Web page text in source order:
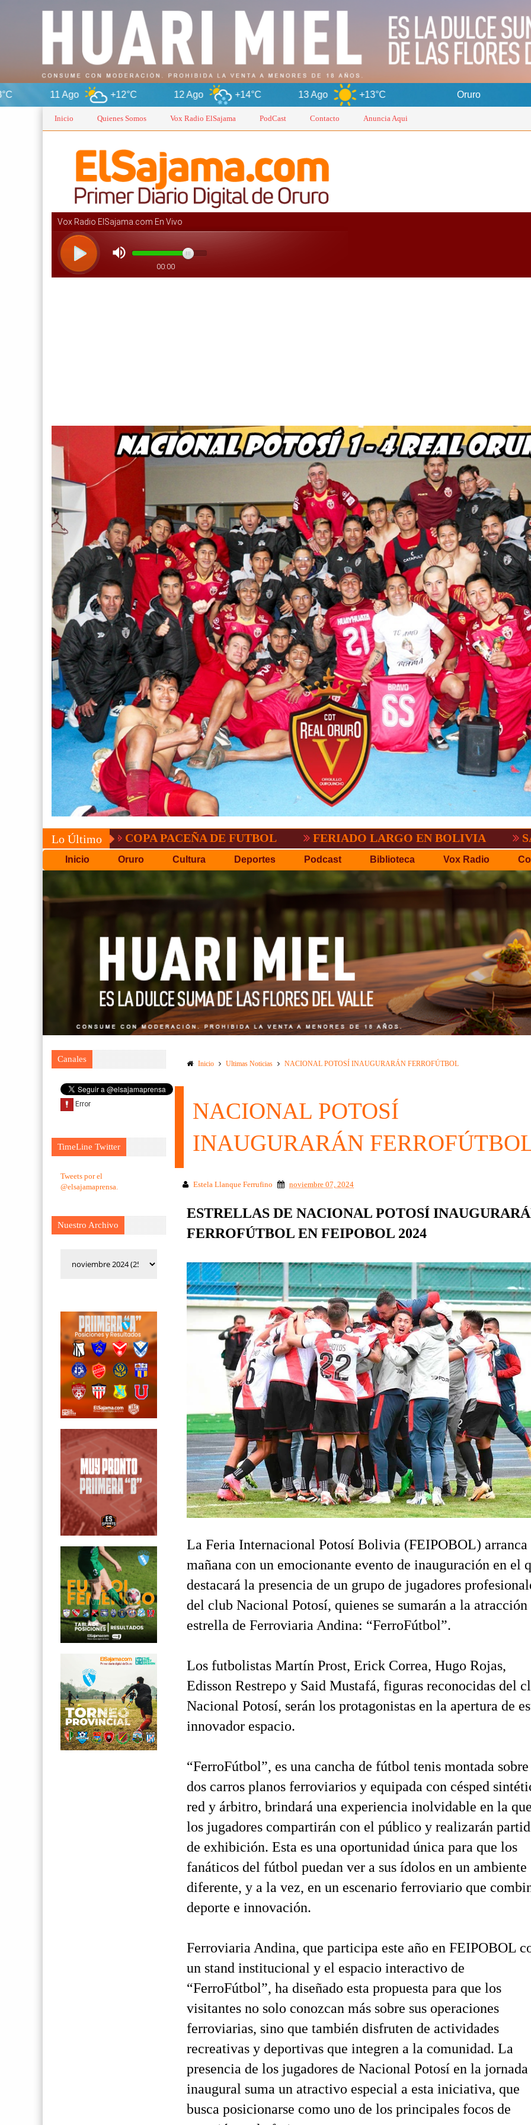
+12°C 12 Ago +14°C 13 Ago +13°C
Inicio Quienes Somos Vox Radio ElSajama PodCast Contacto Anuncia Aqui
Lo Último
COPA PACEÑA DE FUTBOL FERIADO LARGO EN BOLIVIA
Inicio Oruro Cultura Deportes Podcast Biblioteca Vox Radio
Canales
TimeLine Twitter
Tweets por el
@elsajamaprensa.
Nuestro Archivo
Inicio Ultimas Noticias NACIONAL POTOSÍ INAUGURARÁN FERROFÚTBOL
NACIONAL POTOSÍ
INAUGURARÁN
Estela Llanque Ferrufino noviembre 07, 2024
ESTRELLAS DE NACIONAL POTOSÍ
FERROFÚTBOL EN FEIPOBOL 2024
La Feria Internacional Potosí Bolivia (FEIPOBOL) arranca
mañana con un emocionante evento de inauguración en el
destacará la presencia de un grupo de jugadores
del club Nacional Potosí, quienes se sumarán a la atracción
estrella de Ferroviaria Andina: “FerroFútbol”.
Los futbolistas Martín Prost, Erick Correa, Hugo Rojas,
Edisson Restrepo y Said Mustafá, figuras reconocidas del
Nacional Potosí, serán los protagonistas en la apertura de
innovador espacio.
“FerroFútbol”, es una cancha de fútbol tenis montada sobre
dos carros planos ferroviarios y equipada con césped
red y árbitro, brindará una experiencia inolvidable en la
los jugadores compartirán con el público y realizarán
de exhibición. Esta es una oportunidad única para que los
fanáticos del fútbol puedan ver a sus ídolos en un ambiente
diferente, y a la vez, en un escenario ferroviario que
deporte e innovación.
Ferroviaria Andina, que participa este año en FEIPOBOL
un stand institucional y el espacio interactivo de
“FerroFútbol”, ha diseñado esta propuesta para que los
visitantes no solo conozcan más sobre sus operaciones
ferroviarias, sino que también disfruten de actividades
recreativas y deportivas que integren a la comunidad. La
presencia de los jugadores de Nacional Potosí en la jornada
inaugural suma un atractivo especial a esta iniciativa, que
busca posicionarse como uno de los principales focos de